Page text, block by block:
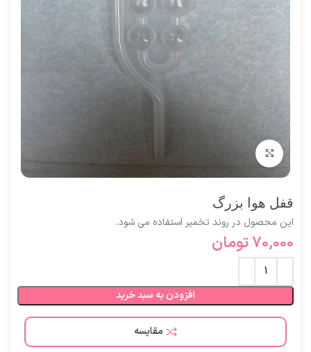
قفل هوا بزرگ
این محصول در روند تخمیر استفاده می شود.
70,000تومان
افزودن به سبد خرید
مقایسه